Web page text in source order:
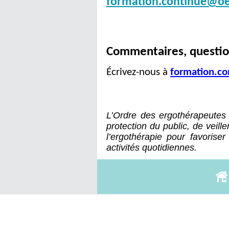
Commentaires,
Écrivez-nous à
L’Ordre des
protection du public, de
l’ergothérapie pour
activités quotidiennes.